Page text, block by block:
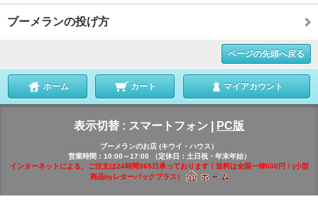
ブーメランの投げ方
ページの先頭へ戻る
ホーム カート マイアカウント
表示切替 : スマートフォン PC版
ブーメランのお店 (キウイ・ハウス）
営業時間：10:00～17:00 （定休日：土日祝・年末年始）
インターネットによる、ご注文は24時間365日承っております！送料は全国一律600円！(小型
商品byレターパックプラス）